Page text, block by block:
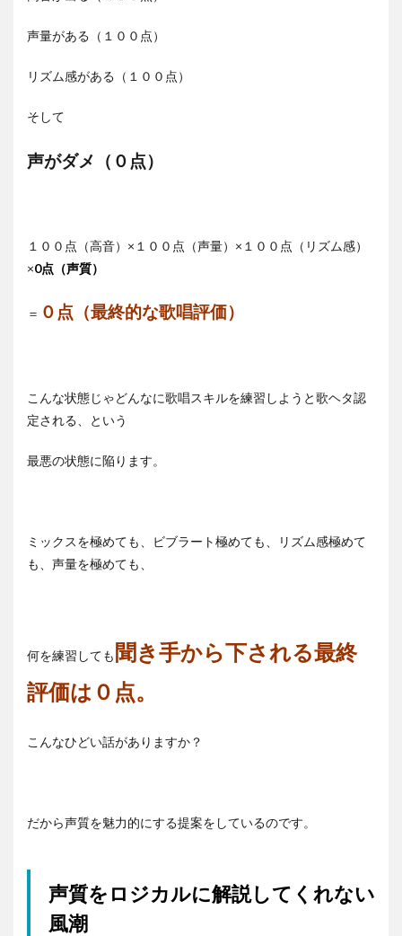
声量がある（１００点）
リズム感がある（１００点）
そして
声がダメ（０点）
１００点（高音）×１００点（声量）×１００点（リズム感）
×0点（声質）
＝ ０点（最終的な歌唱評価）
こんな状態じゃどんなに歌唱スキルを練習しようと歌ヘタ認
定される、という
最悪の状態に陥ります。
ミックスを極めても、ビブラート極めても、リズム感極めて
も、声量を極めても、
何を練習しても 聞き手から下される最終
評価は０点。
こんなひどい話がありますか？
だから声質を魅力的にする提案をしているのです。
声質をロジカルに解説してくれない
風潮